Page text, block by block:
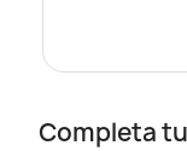
Completa